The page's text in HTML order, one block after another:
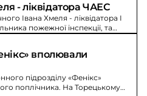
- ліквідатора ЧАЕС
Івана Хмеля - ліквідатора I
пожежної інспекції, та
вполювали
підрозділу «Фенікс»
поплічника. На Торецькому